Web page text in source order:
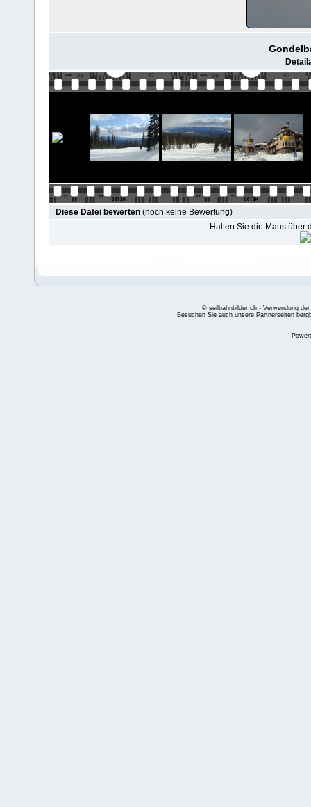
Diese Datei bewerten (noch keine Bewertung)
Halten Sie die Maus über
© seilbahnbilder.ch - Verwendung
Besuchen Sie auch unsere Partnerseiten